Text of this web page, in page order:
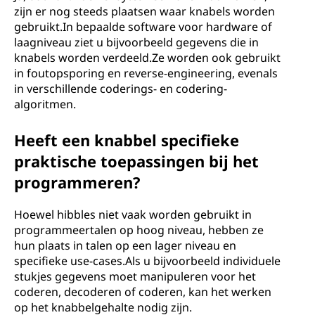
zijn er nog steeds plaatsen waar knabels worden
gebruikt.In bepaalde software voor hardware of
laagniveau ziet u bijvoorbeeld gegevens die in
knabels worden verdeeld.Ze worden ook gebruikt
in foutopsporing en reverse-engineering, evenals
in verschillende coderings- en codering-
algoritmen.
Heeft een knabbel specifieke
praktische toepassingen bij het
programmeren?
Hoewel hibbles niet vaak worden gebruikt in
programmeertalen op hoog niveau, hebben ze
hun plaats in talen op een lager niveau en
specifieke use-cases.Als u bijvoorbeeld individuele
stukjes gegevens moet manipuleren voor het
coderen, decoderen of coderen, kan het werken
op het knabbelgehalte nodig zijn.